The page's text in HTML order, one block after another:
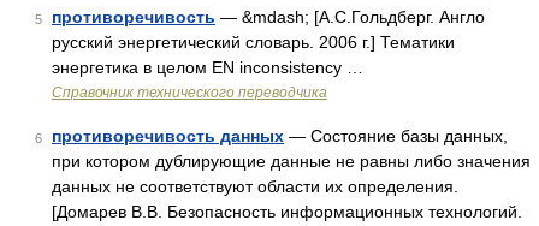
5 противоречивость — &mdash; [А.С.Гольдберг. Англо
русский энергетический словарь. 2006 г.] Тематики
энергетика в целом EN inconsistency …
Справочник технического переводчика
6 противоречивость данных — Состояние базы данных,
при котором дублирующие данные не равны либо значения
данных не соответствуют области их определения.
[Домарев В.В. Безопасность информационных технологий.